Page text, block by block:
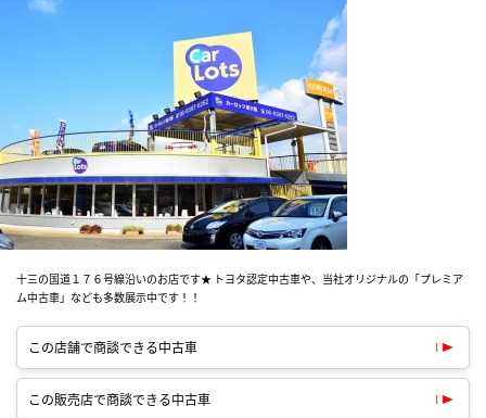
十三の国道１７６号線沿いのお店です★ トヨタ認定中古車や、当社オリジナルの「プレミア
ム中古車」なども多数展示中です！！
この店舗で商談できる中古車
この販売店で商談できる中古車